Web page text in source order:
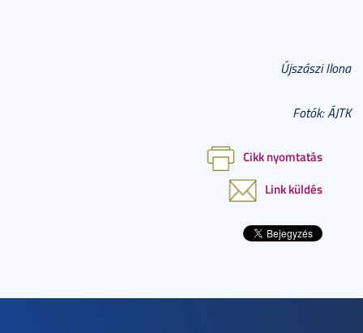
Újszászi Ilona
Fotók: ÁJTK
Cikk nyomtatás
Link küldés